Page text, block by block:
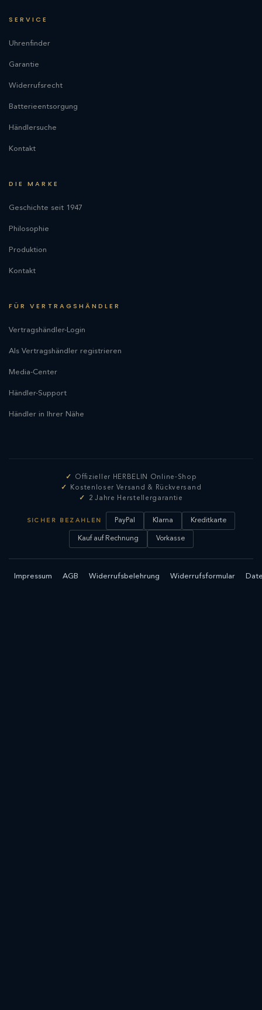
SERVICE
Uhrenfinder
Garantie
Widerrufsrecht
Batterieentsorgung
Händlersuche
Kontakt
DIE MARKE
Geschichte seit 1947
Philosophie
Produktion
Kontakt
FÜR VERTRAGSHÄNDLER
Vertragshändler-Login
Als Vertragshändler registrieren
Media-Center
Händler-Support
Händler in Ihrer Nähe
Offizieller HERBELIN Online-Shop
Kostenloser Versand & Rückversand
2 Jahre Herstellergarantie
SICHER BEZAHLEN PayPal Klarna Kreditkarte
Kauf auf Rechnung Vorkasse
Impressum AGB Widerrufsbelehrung Widerrufsformular